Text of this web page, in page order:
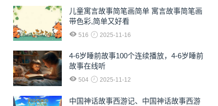
儿童寓言故事简笔画简单 寓言故事简笔画
带色彩,简单又好看
516 2025-11-16
4-6岁睡前故事100个连续播放，4-6岁睡前
故事在线听
504 2025-11-12
中国神话故事西游记、中国神话故事西游